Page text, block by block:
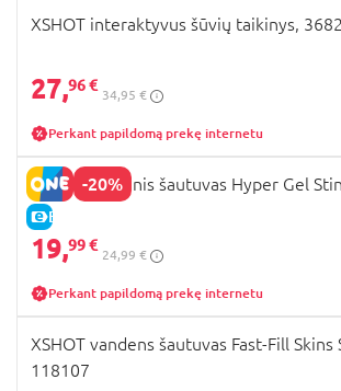
XSHOT interaktyvus šūvių taikinys,
27,96 €
34,95 €
Perkant papildomą prekę internetu
-20%
E-KAINA
X-SHOT žaislinis šautuvas Hyper Gel
19,99 €
24,99 €
Perkant papildomą prekę internetu
XSHOT vandens šautuvas Fast-Fill Skins
118107